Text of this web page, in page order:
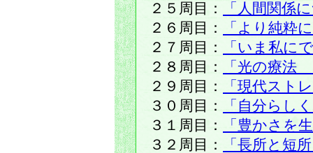
２５周目：
「人間関係
２６周目：
「より純粋
２７周目：
「いま私に
２８周目：
「光の療法
２９周目：
「現代スト
３０周目：
「自分らし
３１周目：
「豊かさを
３２周目：
「長所と短